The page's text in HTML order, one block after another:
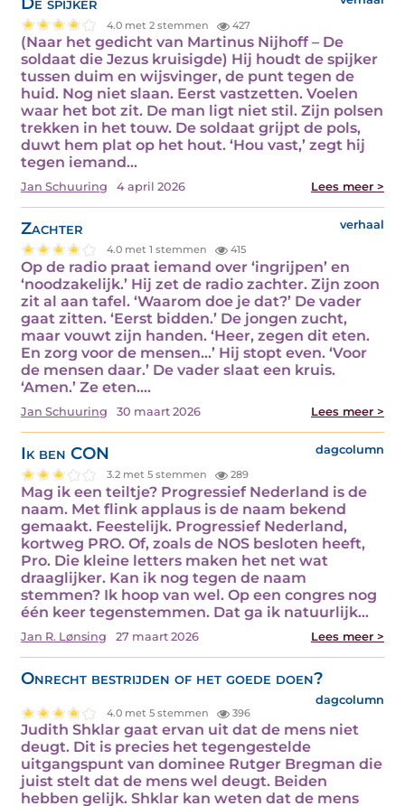
4.0 met 2 stemmen 427
(Naar het gedicht van Martinus Nijhoff – De
soldaat die Jezus kruisigde) Hij houdt de spijker
tussen duim en wijsvinger, de punt tegen de
huid. Nog niet slaan. Eerst vastzetten. Voelen
waar het bot zit. De man ligt niet stil. Zijn polsen
trekken in het touw. De soldaat grijpt de pols,
duwt hem plat op het hout. ‘Hou vast,’ zegt hij
tegen iemand…
Jan Schuuring 4 april 2026 Lees meer >
Zachter verhaal
4.0 met 1 stemmen 415
Op de radio praat iemand over ‘ingrijpen’ en
‘noodzakelijk.’ Hij zet de radio zachter. Zijn zoon
zit al aan tafel. ‘Waarom doe je dat?’ De vader
gaat zitten. ‘Eerst bidden.’ De jongen zucht,
maar vouwt zijn handen. ‘Heer, zegen dit eten.
En zorg voor de mensen…’ Hij stopt even. ‘Voor
de mensen daar.’ De vader slaat een kruis.
‘Amen.’ Ze eten.…
Jan Schuuring 30 maart 2026 Lees meer >
Ik ben CON dagcolumn
3.2 met 5 stemmen 289
Mag ik een teiltje? Progressief Nederland is de
naam. Met flink applaus is de naam bekend
gemaakt. Feestelijk. Progressief Nederland,
kortweg PRO. Of, zoals de NOS besloten heeft,
Pro. Die kleine letters maken het net wat
draaglijker. Kan ik nog tegen de naam
stemmen? Ik hoop van wel. Op een congres nog
één keer tegenstemmen. Dat ga ik natuurlijk…
Jan R. Lønsing 27 maart 2026 Lees meer >
Onrecht bestrijden of het goede doen?
dagcolumn
4.0 met 5 stemmen 396
Judith Shklar gaat ervan uit dat de mens niet
deugt. Dit is precies het tegengestelde
uitgangspunt van dominee Rutger Bregman die
juist stelt dat de mens wel deugt. Beiden
hebben gelijk. Shklar kan weten dat de mens